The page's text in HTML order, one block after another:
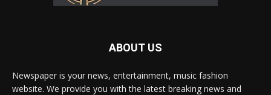
ABOUT US
Newspaper is your news, entertainment, music fashion
website. We provide you with the latest breaking news and